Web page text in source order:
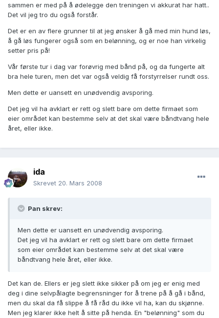
sammen er med på å ødelegge den treningen vi akkurat har hatt..
Det vil jeg tro du også forstår.
Det er en av flere grunner til at jeg ønsker å gå med min hund løs,
å gå løs fungerer også som en belønning, og er noe han virkelig
setter pris på!
Vår første tur i dag var forøvrig med bånd på, og da fungerte alt
bra hele turen, men det var også veldig få forstyrrelser rundt oss.
Men dette er uansett en unødvendig avsporing.
Det jeg vil ha avklart er rett og slett bare om dette firmaet som
eier området kan bestemme selv at det skal være båndtvang hele
året, eller ikke.
ida
Skrevet 20. Mars 2008
Pan skrev:
Men dette er uansett en unødvendig avsporing.
Det jeg vil ha avklart er rett og slett bare om dette firmaet
som eier området kan bestemme selv at det skal være
båndtvang hele året, eller ikke.
Det kan de. Ellers er jeg slett ikke sikker på om jeg er enig med
deg i dine selvpålagte begrensninger for å trene på å gå i bånd,
men du skal da få slippe å få råd du ikke vil ha, kan du skjønne.
Men jeg klarer ikke helt å sitte på henda. En "belønning" som du